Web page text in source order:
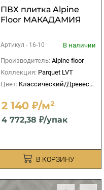
ПВХ плитка Alpine
Floor МАКАДАМИЯ
Артикул - 16-10
В наличии
Производитель: Alpine floor
Коллекция: Parquet LVT
Цвет: Классический/Древесный
2 140 ₽/м²
4 772,38 ₽/упак
В КОРЗИНУ